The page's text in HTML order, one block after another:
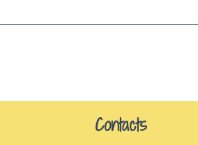
Contacts